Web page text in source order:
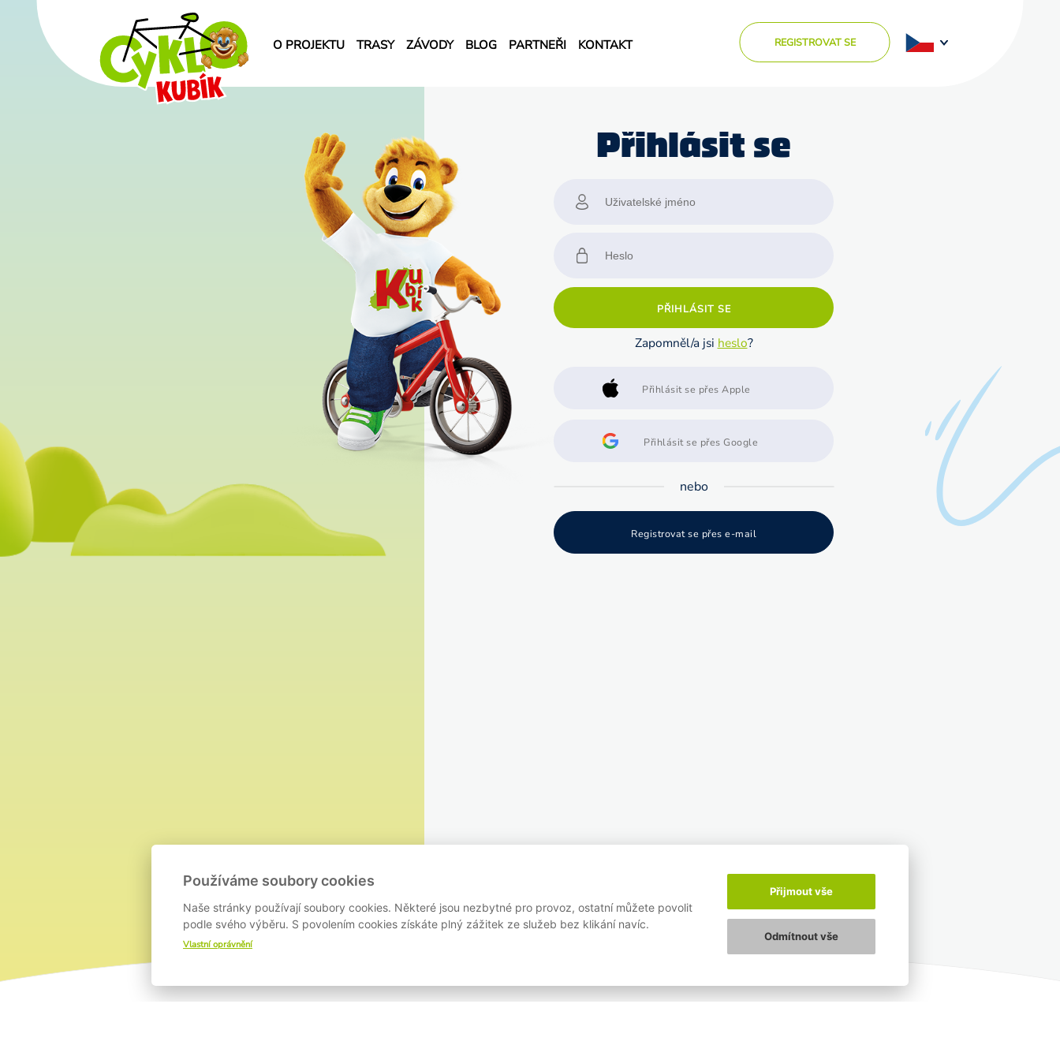
Používáme soubory cookies
Naše stránky používají soubory cookies. Některé jsou nezbytné pro provoz, ostatní můžete povolit
podle svého výběru. S povolením cookies získáte plný zážitek ze služeb bez klikání navíc.
Vlastní oprávnění
Přijmout vše
Odmítnout vše
O PROJEKTU TRASY ZÁVODY BLOG PARTNEŘI KONTAKT REGISTROVAT SE
Přihlásit se
PŘIHLÁSIT SE
Zapomněl/a jsi heslo?
Přihlásit se přes Apple
Přihlásit se přes Google
nebo
Registrovat se přes e-mail